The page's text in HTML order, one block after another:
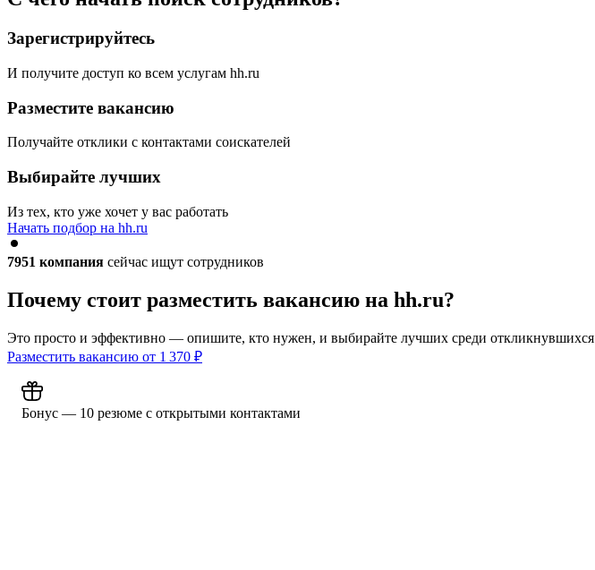
Зарегистрируйтесь
И получите доступ ко всем услугам hh.ru
Разместите вакансию
Получайте отклики с контактами соискателей
Выбирайте лучших
Из тех, кто уже хочет у вас работать
Начать подбор на hh.ru
7951 компания сейчас ищут сотрудников
Почему стоит разместить вакансию на hh.ru?
Это просто и эффективно — опишите, кто нужен, и выбирайте лучших среди откликнувшихся
Разместить вакансию от 1 370 ₽
Бонус — 10 резюме с открытыми контактами